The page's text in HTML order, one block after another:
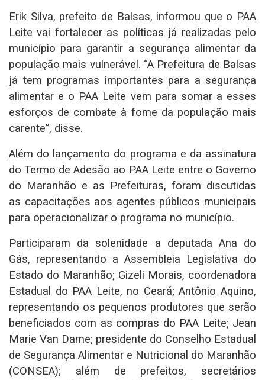
Erik Silva, prefeito de Balsas, informou que o PAA
Leite vai fortalecer as políticas já realizadas pelo
município para garantir a segurança alimentar da
população mais vulnerável. “A Prefeitura de Balsas
já tem programas importantes para a segurança
alimentar e o PAA Leite vem para somar a esses
esforços de combate à fome da população mais
carente”, disse.
Além do lançamento do programa e da assinatura
do Termo de Adesão ao PAA Leite entre o Governo
do Maranhão e as Prefeituras, foram discutidas
as capacitações aos agentes públicos municipais
para operacionalizar o programa no município.
Participaram da solenidade a deputada Ana do
Gás, representando a Assembleia Legislativa do
Estado do Maranhão; Gizeli Morais, coordenadora
Estadual do PAA Leite, no Ceará; Antônio Aquino,
representando os pequenos produtores que serão
beneficiados com as compras do PAA Leite; Jean
Marie Van Dame; presidente do Conselho Estadual
de Segurança Alimentar e Nutricional do Maranhão
(CONSEA); além de prefeitos, secretários